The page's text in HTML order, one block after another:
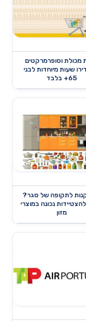
מכולת וסופרמרקטים
שעות מיוחדות לבני
65+ בלבד
לתקופה של סגר?
נכונה במוצרי
מזון